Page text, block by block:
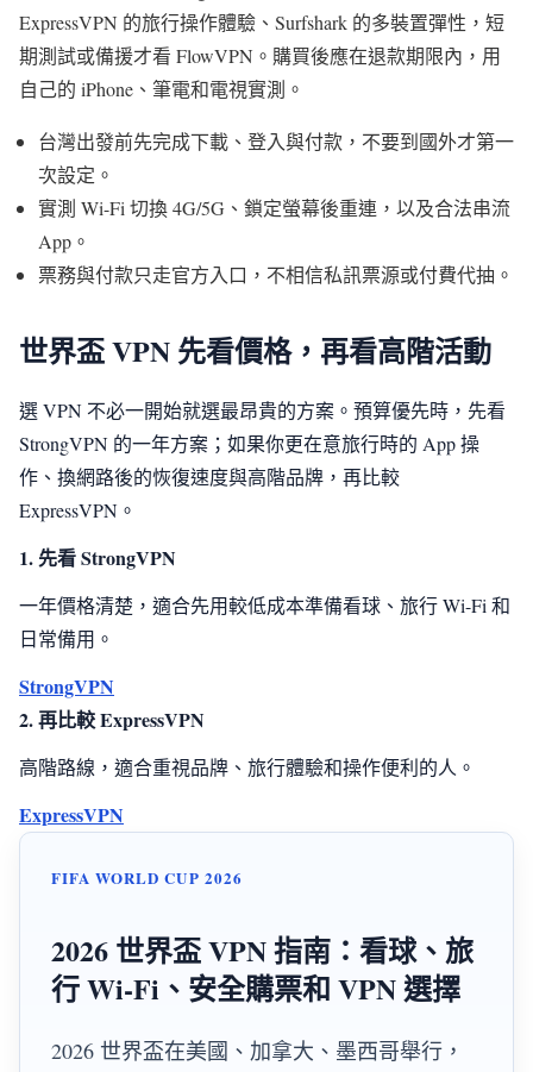
ExpressVPN 的旅行操作體驗、Surfshark 的多裝置彈性，短
期測試或備援才看 FlowVPN。購買後應在退款期限內，用
自己的 iPhone、筆電和電視實測。
台灣出發前先完成下載、登入與付款，不要到國外才第一
次設定。
實測 Wi-Fi 切換 4G/5G、鎖定螢幕後重連，以及合法串流
App。
票務與付款只走官方入口，不相信私訊票源或付費代抽。
世界盃 VPN 先看價格，再看高階活動
選 VPN 不必一開始就選最昂貴的方案。預算優先時，先看
StrongVPN 的一年方案；如果你更在意旅行時的 App 操
作、換網路後的恢復速度與高階品牌，再比較
ExpressVPN。
1. 先看 StrongVPN
一年價格清楚，適合先用較低成本準備看球、旅行 Wi-Fi 和
日常備用。
StrongVPN
2. 再比較 ExpressVPN
高階路線，適合重視品牌、旅行體驗和操作便利的人。
ExpressVPN
FIFA WORLD CUP 2026
2026 世界盃 VPN 指南：看球、旅
行 Wi‑Fi、安全購票和 VPN 選擇
2026 世界盃在美國、加拿大、墨西哥舉行，